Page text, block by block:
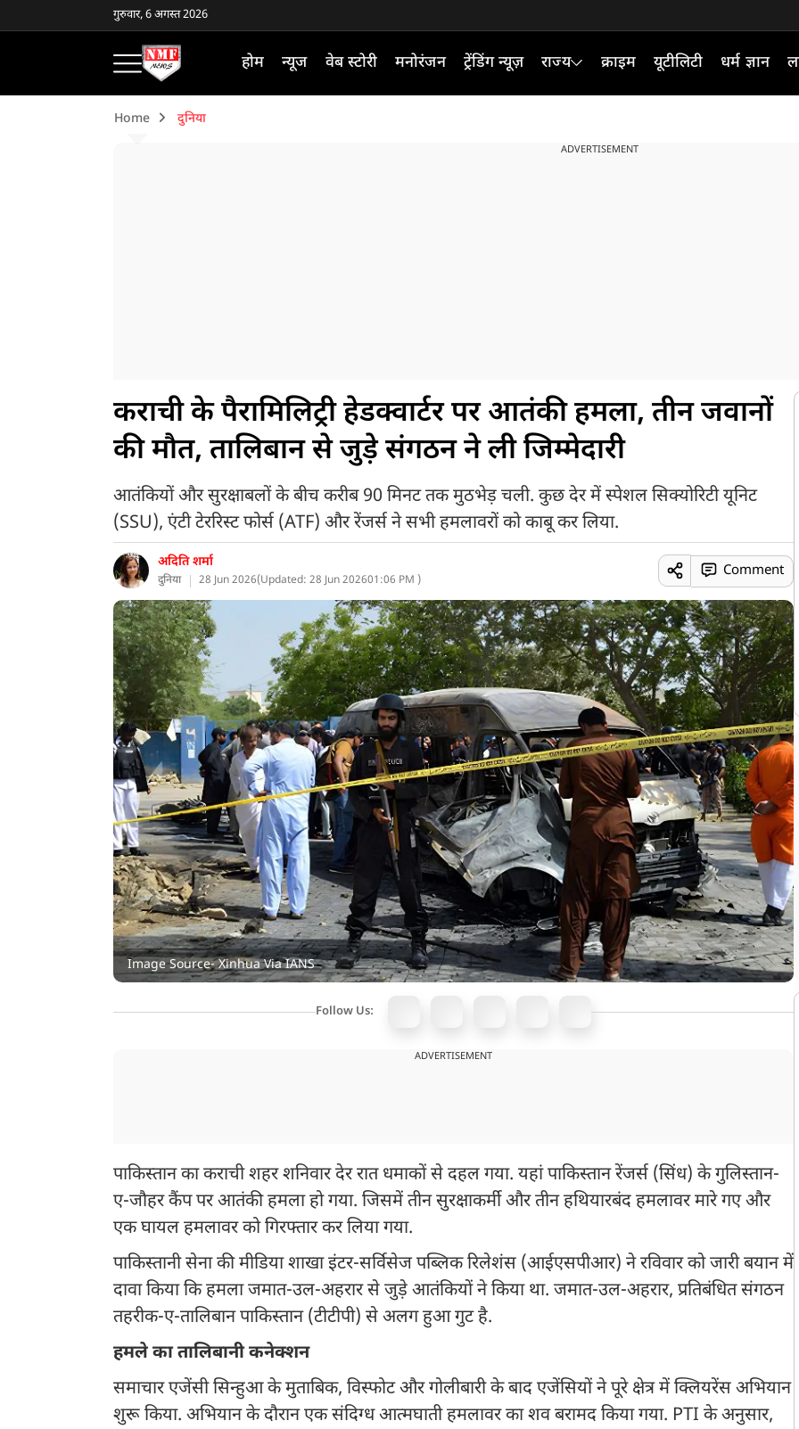
गुरुवार, 6 अगस्त 2026
होम न्यूज वेब स्टोरी मनोरंजन ट्रेंडिंग न्यूज़ राज्य क्राइम यूटीलिटी धर्म ज्ञान
Home दुनिया
ADVERTISEMENT
कराची के पैरामिलिट्री हेडक्वार्टर पर आतंकी हमला, तीन जवानों
की मौत, तालिबान से जुड़े संगठन ने ली जिम्मेदारी
आतंकियों और सुरक्षाबलों के बीच करीब 90 मिनट तक मुठभेड़ चली. कुछ देर में स्पेशल सिक्योरिटी यूनिट
(SSU), एंटी टेररिस्ट फोर्स (ATF) और रेंजर्स ने सभी हमलावरों को काबू कर लिया.
अदिति शर्मा
दुनिया 28 Jun 2026(Updated: 28 Jun 202601:06 PM )
Comment
Image Source- Xinhua Via IANS
Follow Us:
ADVERTISEMENT
पाकिस्तान का कराची शहर शनिवार देर रात धमाकों से दहल गया. यहां पाकिस्तान रेंजर्स (सिंध) के गुलिस्तान-
ए-जौहर कैंप पर आतंकी हमला हो गया. जिसमें तीन सुरक्षाकर्मी और तीन हथियारबंद हमलावर मारे गए और
एक घायल हमलावर को गिरफ्तार कर लिया गया.
पाकिस्तानी सेना की मीडिया शाखा इंटर-सर्विसेज पब्लिक रिलेशंस (आईएसपीआर) ने रविवार को जारी बयान में
दावा किया कि हमला जमात-उल-अहरार से जुड़े आतंकियों ने किया था. जमात-उल-अहरार, प्रतिबंधित संगठन
तहरीक-ए-तालिबान पाकिस्तान (टीटीपी) से अलग हुआ गुट है.
हमले का तालिबानी कनेक्शन
समाचार एजेंसी सिन्हुआ के मुताबिक, विस्फोट और गोलीबारी के बाद एजेंसियों ने पूरे क्षेत्र में क्लियरेंस अभियान
शुरू किया. अभियान के दौरान एक संदिग्ध आत्मघाती हमलावर का शव बरामद किया गया. PTI के अनुसार,